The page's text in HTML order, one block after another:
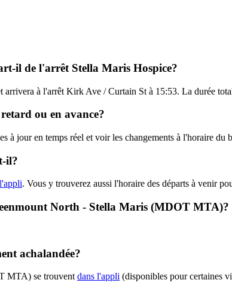
il de l'arrêt Stella Maris Hospice?
arrivera à l'arrêt Kirk Ave / Curtain St à 15:53. La durée
ou en avance?
à jour en temps réel et voir les changements à l'horaire
il?
. Vous y trouverez aussi l'horaire des départs à venir
North - Stella Maris (MDOT MTA)?
achalandée?
MTA) se trouvent dans l'appli (disponibles pour certaines